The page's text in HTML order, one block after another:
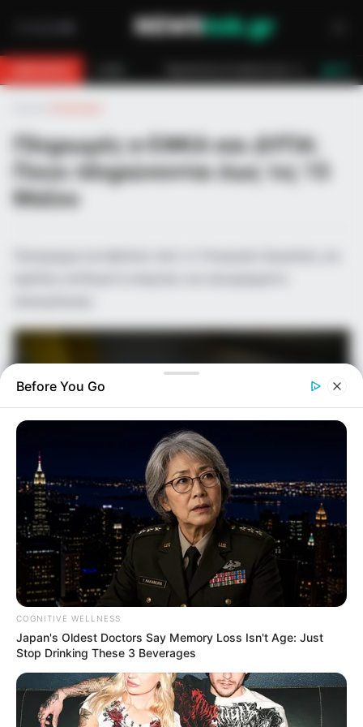
Πληρωμές e-ΕΦΚΑ και ΔΥΠΑ:
Ποιοι πληρώνονται έως τις 15
Μαΐου
Οι πληρωμές από τον e-ΕΦΚΑ και τη ΔΥΠΑ
NT Επιμέλεια
Συντακτική Ομάδα
Δημοσίευση
11/05/2026, 09:16 · 9:16 ΠΜ
Τελευταία ενημέρωση
18/05/2026, 23:59 · 11:59 ΜΜ
Οικονομία
Before You Go
COGNITIVE WELLNESS
Japan's Oldest Doctors Say Memory Loss Isn't Age: Just
Stop Drinking These 3 Beverages